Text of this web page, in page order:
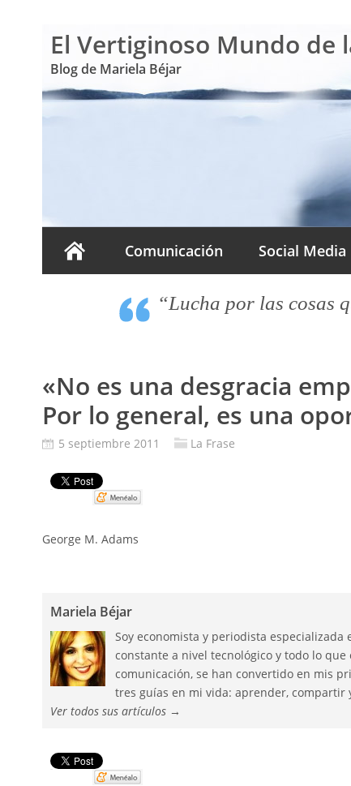
El Vertiginoso Mundo de
Blog de Mariela Béjar
Comunicación Social Media
“Lucha por las cosas
«No es una desgracia
Por lo general, es una
5 septiembre 2011 La Frase
George M. Adams
Mariela Béjar
Soy economista y periodista especializada
constante a nivel tecnológico y todo lo
comunicación, se han convertido en mis
tres guías en mi vida: aprender, compartir
Ver todos sus artículos →